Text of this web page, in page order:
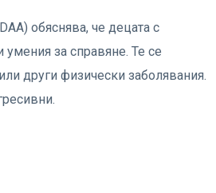
обяснява, че децата с
за справяне. Те се
други физически заболявания.